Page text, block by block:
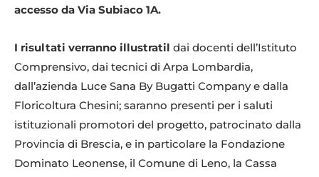
accesso da Via Subiaco 1A.
I risultati verranno illustratil dai docenti dell’Istituto
Comprensivo, dai tecnici di Arpa Lombardia,
dall’azienda Luce Sana By Bugatti Company e dalla
Floricoltura Chesini; saranno presenti per i saluti
istituzionali promotori del progetto, patrocinato dalla
Provincia di Brescia, e in particolare la Fondazione
Dominato Leonense, il Comune di Leno, la Cassa